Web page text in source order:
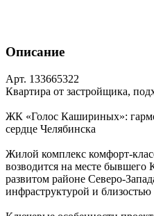
Описание
Арт. 133665322
Квартира от застройщика,
ЖК «Голос Кашириных»:
сердце Челябинска
Жилой комплекс
возводится на месте
развитом районе
инфраструктурой и